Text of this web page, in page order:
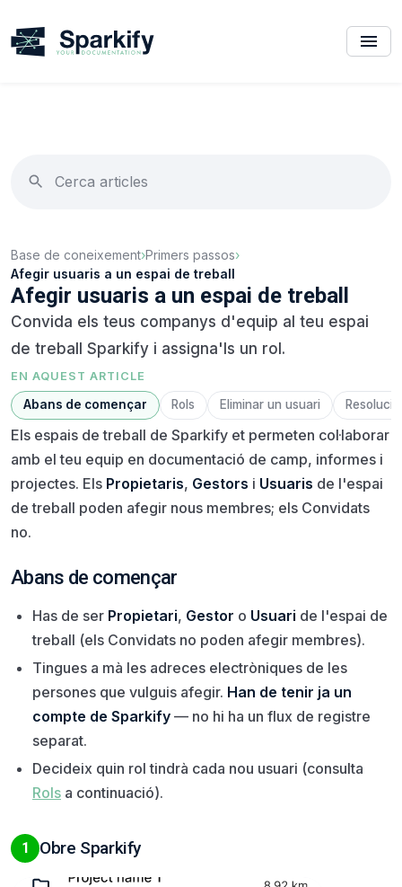
Base de coneixement›Primers passos›
Afegir usuaris a un espai de treball
Afegir usuaris a un espai de treball
Convida els teus companys d'equip al teu espai
de treball Sparkify i assigna'ls un rol.
EN AQUEST ARTICLE
Abans de començar Rols Eliminar un usuari
Els espais de treball de Sparkify et permeten col·laborar
amb el teu equip en documentació de camp, informes i
projectes. Els Propietaris, Gestors i Usuaris de l'espai
de treball poden afegir nous membres; els Convidats
no.
Abans de començar
Has de ser Propietari, Gestor o Usuari de l'espai de
treball (els Convidats no poden afegir membres).
Tingues a mà les adreces electròniques de les
persones que vulguis afegir. Han de tenir ja un
compte de Sparkify — no hi ha un flux de registre
separat.
Decideix quin rol tindrà cada nou usuari (consulta
Rols a continuació).
1 Obre Sparkify